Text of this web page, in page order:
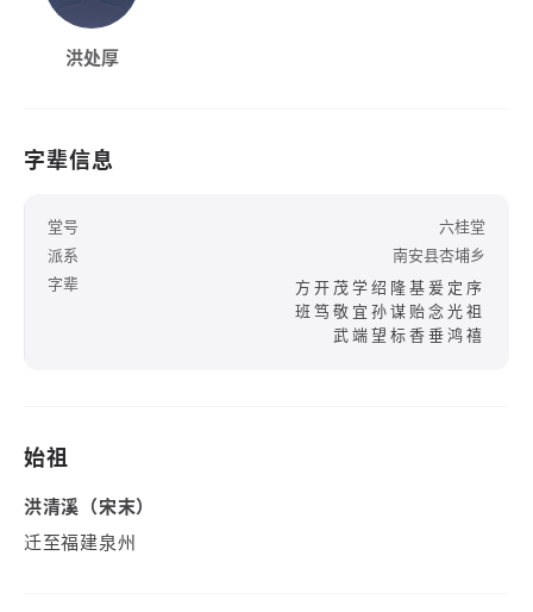
洪处厚
字辈信息
堂号
六桂堂
派系
南安县杏埔乡
字辈
方开茂学绍隆基爰定序
班笃敬宜孙谋贻念光祖
武端望标香垂鸿禧
始祖
洪清溪（宋末）
迁至福建泉州